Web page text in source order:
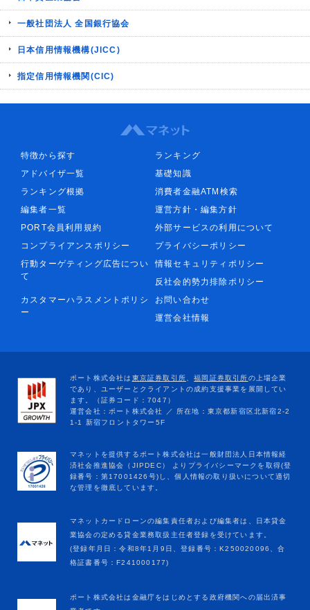
一般社団法人 全国銀行協会
日本信用情報機構(JICC)
指定信用情報機関(CIC)
特徴から探す
ランキング
アドバイザ一覧
基礎知識
ランキング根拠
消費者金融ATM検索
編集者一覧
運営方針・編集方針
PORT会員利用規約
外部サービスの利用について
コンプライアンスポリシー
プライバシーポリシー
行動ターゲティング広告につい
て
情報セキュリティポリシー
反社会的勢力排除ポリシー
カスタマーハラスメントポリシ
ー
お問い合わせ
運営会社情報
マネットカードローンの編集責任者および編集者は、日本貸金
業協会の定める貸金業務取扱主任者登録を受けています。
(登録年月日：令和8年1月9日、登録番号：K250020096、合
格証書番号：F241000177)
ポート株式会社は金融庁をはじめとする政府機関への届出済事